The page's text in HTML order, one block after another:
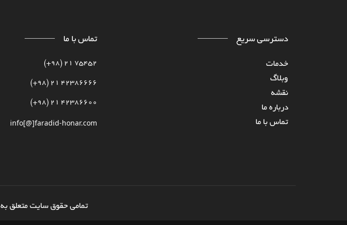
دسترسی سریع
خدمات
وبلاگ
نقشه
درباره‌ ما
تماس با ما
تماس با ما
75452 21 (98+)
42386666 21 (98+)
42386600 21 (98+)
info[@]faradid-honar.com
تمامی حقوق سایت متعلق به